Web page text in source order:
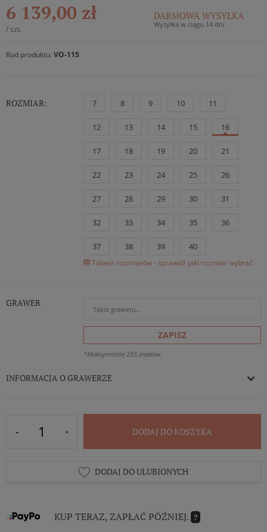
6 139,00 zł
/ szt.
DARMOWA WYSYŁKA
Wysyłka w ciągu 14 dni
Kod produktu: VO-115
ROZMIAR: 7 8 9 10 11
12 13 14 15 16
17 18 19 20 21
22 23 24 25 26
27 28 29 30 31
32 33 34 35 36
37 38 39 40
Tabela rozmiarów - sprawdź jaki rozmiar wybrać.
GRAWER
ZAPISZ
*Maksymalnie 255 znaków.
INFORMACJA O GRAWERZE
DODAJ DO KOSZYKA
DODAJ DO ULUBIONYCH
KUP TERAZ, ZAPŁAĆ PÓŹNIEJ. ?